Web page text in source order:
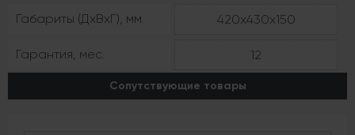
Габариты (ДхВхГ), мм 420х430х150
Гарантия, мес. 12
Сопутствующие товары